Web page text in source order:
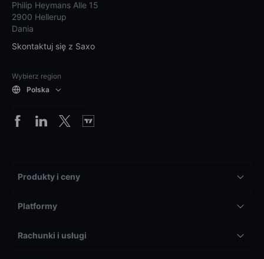
Philip Heymans Alle 15
2900 Hellerup
Dania
Skontaktuj się z Saxo
Wybierz region
Polska
Produkty i ceny
Platformy
Rachunki i usługi